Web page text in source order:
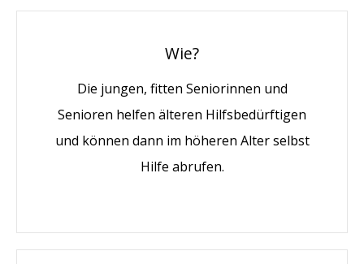
Wie?
Die jungen, fitten Seniorinnen und
Senioren helfen älteren Hilfsbedürftigen
und können dann im höheren Alter selbst
Hilfe abrufen.